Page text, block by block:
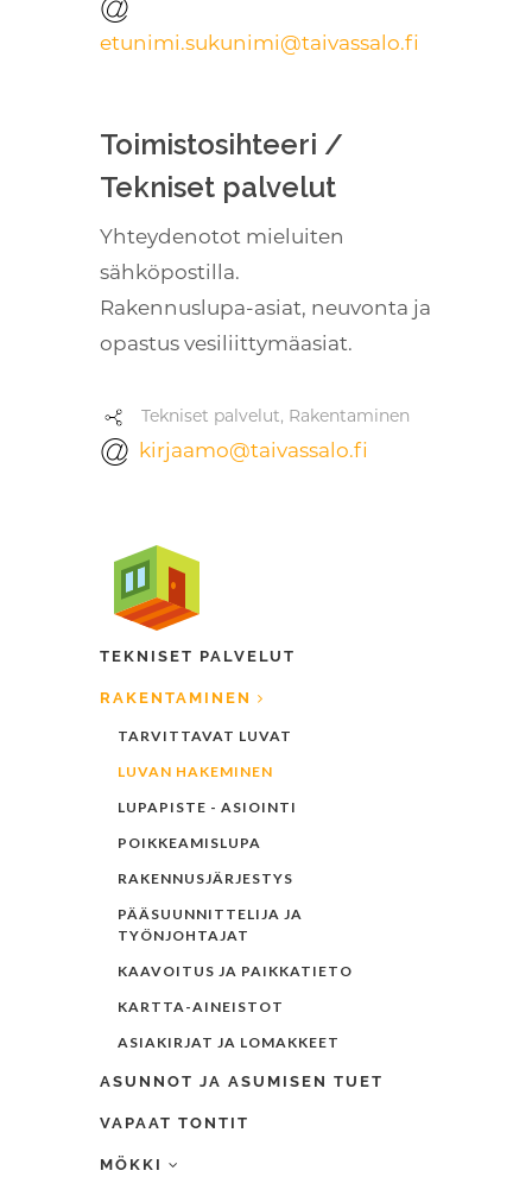
etunimi.sukunimi@taivassalo.fi
Toimistosihteeri /
Tekniset palvelut
Yhteydenotot mieluiten
sähköpostilla.
Rakennuslupa-asiat, neuvonta ja
opastus vesiliittymäasiat.
Tekniset palvelut, Rakentaminen
kirjaamo@taivassalo.fi
TEKNISET PALVELUT
RAKENTAMINEN
TARVITTAVAT LUVAT
LUVAN HAKEMINEN
LUPAPISTE - ASIOINTI
POIKKEAMISLUPA
RAKENNUSJÄRJESTYS
PÄÄSUUNNITTELIJA JA
TYÖNJOHTAJAT
KAAVOITUS JA PAIKKATIETO
KARTTA-AINEISTOT
ASIAKIRJAT JA LOMAKKEET
ASUNNOT JA ASUMISEN TUET
VAPAAT TONTIT
MÖKKI